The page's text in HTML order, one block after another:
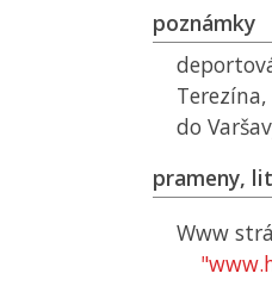
poznámky
do
prameny,
Www